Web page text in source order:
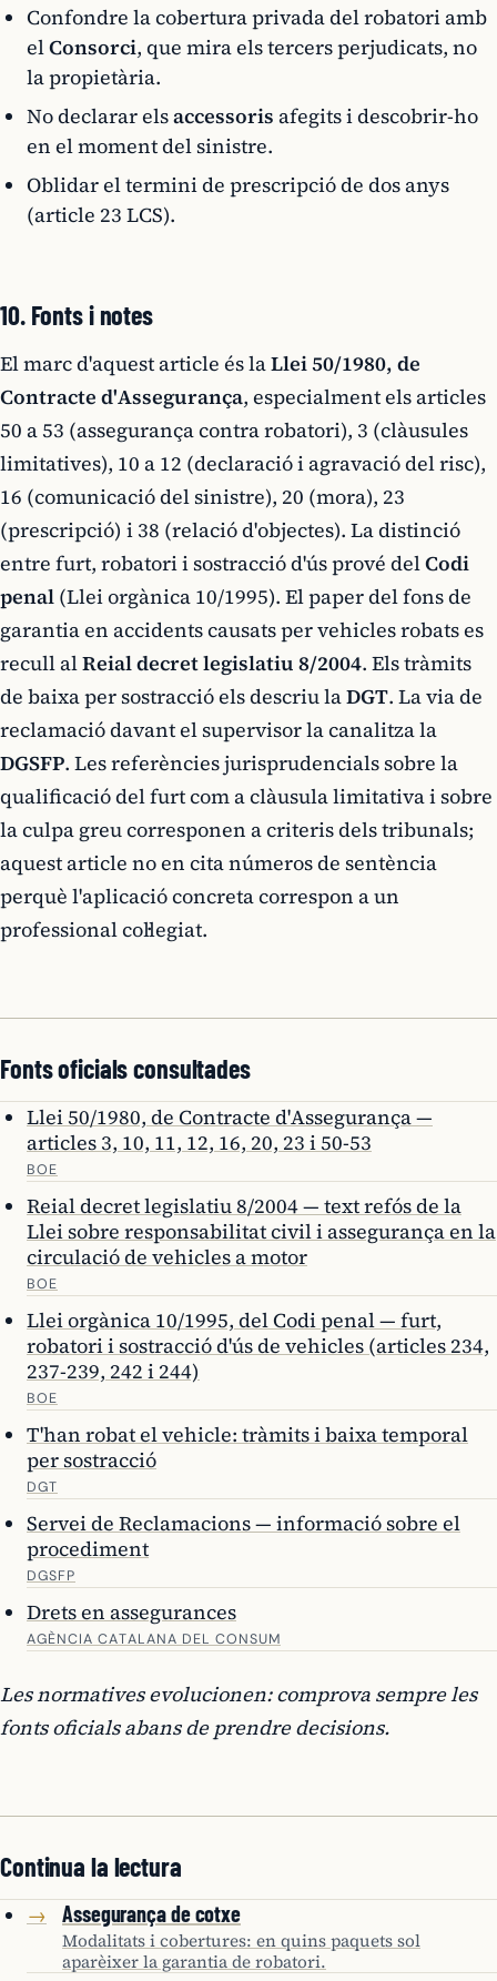
Confondre la cobertura privada del robatori amb
elConsorci, que mira els tercers perjudicats, no
la propietària.
No declarar elsaccessoris afegits i descobrir-ho
en el moment del sinistre.
Oblidar el termini de prescripció de dos anys
(article 23 LCS).
10. Fonts i notes
El marc d'aquest article és laLlei 50/1980, de
Contracte d'Assegurança, especialment els articles
50 a 53 (assegurança contra robatori), 3 (clàusules
limitatives), 10 a 12 (declaració i agravació del risc),
16 (comunicació del sinistre), 20 (mora), 23
(prescripció) i 38 (relació d'objectes). La distinció
entre furt, robatori i sostracció d'ús prové delCodi
penal (Llei orgànica 10/1995). El paper del fons de
garantia en accidents causats per vehicles robats es
recull alReial decret legislatiu 8/2004. Els tràmits
de baixa per sostracció els descriu laDGT. La via de
reclamació davant el supervisor la canalitza la
DGSFP. Les referències jurisprudencials sobre la
qualificació del furt com a clàusula limitativa i sobre
la culpa greu corresponen a criteris dels tribunals;
aquest article no en cita números de sentència
perquè l'aplicació concreta correspon a un
professional col·legiat.
Fonts oficials consultades
Llei 50/1980, de Contracte d'Assegurança —
articles 3, 10, 11, 12, 16, 20, 23 i 50-53
BOE
Reial decret legislatiu 8/2004 — text refós de la
Llei sobre responsabilitat civil i assegurança en la
circulació de vehicles a motor
BOE
Llei orgànica 10/1995, del Codi penal — furt,
robatori i sostracció d'ús de vehicles (articles 234,
237-239, 242 i 244)
BOE
T'han robat el vehicle: tràmits i baixa temporal
per sostracció
DGT
Servei de Reclamacions — informació sobre el
procediment
DGSFP
Drets en assegurances
AGÈNCIA CATALANA DEL CONSUM
Les normatives evolucionen: comprova sempre les
fonts oficials abans de prendre decisions.
Continua la lectura
→ Assegurança de cotxe
Modalitats i cobertures: en quins paquets sol
aparèixer la garantia de robatori.